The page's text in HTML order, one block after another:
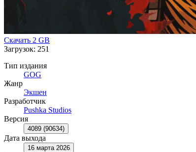
Скачать 2 GB
Загрузок: 251
Тип издания
GOG
Жанр
Экшен
Разработчик
Pushka Studios
Версия
4089 (90634)
Дата выхода
16 марта 2026